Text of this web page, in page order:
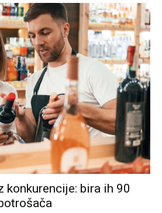
konkurencije: bira ih 90